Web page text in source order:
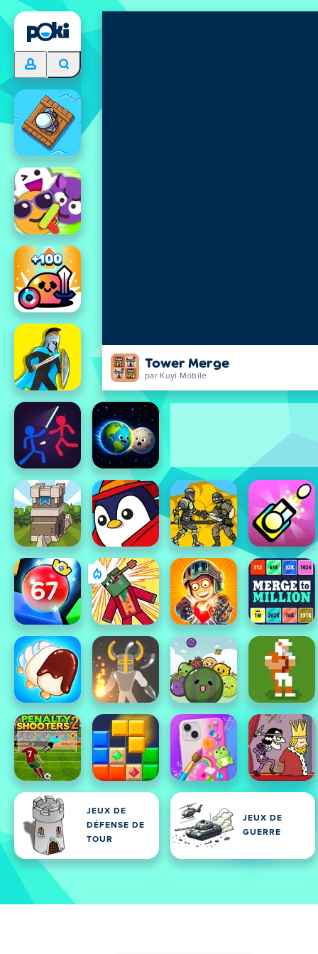
Tower Merge
par Kuyi Mobile
JEUX DE
DÉFENSE DE
TOUR
JEUX DE
GUERRE